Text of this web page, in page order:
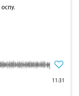
11:31